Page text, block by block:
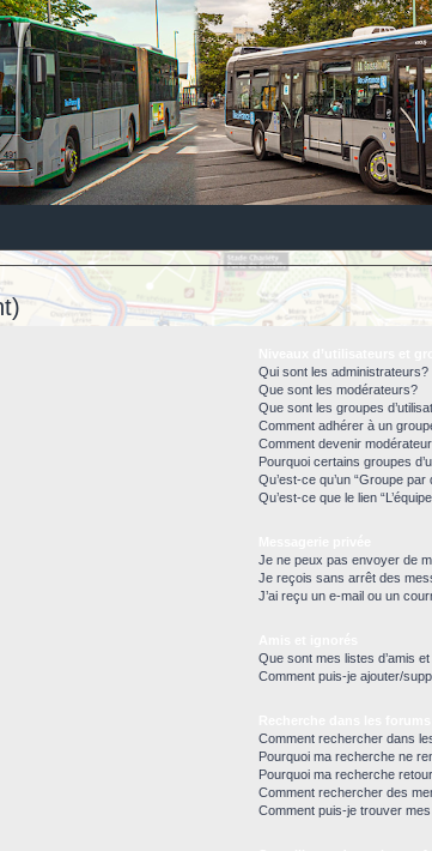
Qui sont les administrateurs?
Que sont les modérateurs?
Que sont les groupes
Comment adhérer à un
Comment devenir
Pourquoi certains groupes
Qu’est-ce qu’un “Groupe par
Qu’est-ce que le lien
Je ne peux pas envoyer de
Je reçois sans arrêt des
J’ai reçu un e-mail ou un
Que sont mes listes d’amis et
Comment puis-je ajouter/
Comment rechercher dans
Pourquoi ma recherche ne
Pourquoi ma recherche
Comment rechercher des
Comment puis-je trouver